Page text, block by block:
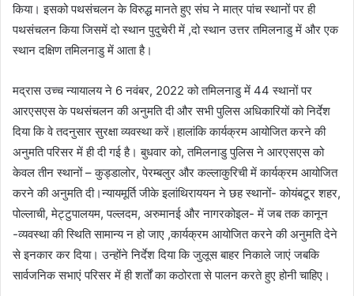
किया। इसको पथसंचलन के विरुद्ध मानते हुए संघ ने मात्र पांच स्थानों पर ही
पथसंचलन किया जिसमें दो स्थान पुदुचेरी में ,दो स्थान उत्तर तमिलनाडु में और एक
स्थान दक्षिण तमिलनाडु में आता है।
मद्रास उच्च न्यायालय ने 6 नवंबर, 2022 को तमिलनाडु में 44 स्थानों पर
आरएसएस के पथसंचलन की अनुमति दी और सभी पुलिस अधिकारियों को निर्देश
दिया कि वे तदनुसार सुरक्षा व्यवस्था करें।हालांकि कार्यक्रम आयोजित करने की
अनुमति परिसर में ही दी गई है। बुधवार को, तमिलनाडु पुलिस ने आरएसएस को
केवल तीन स्थानों – कुड्डालोर, पेरम्बलुर और कल्लाकुरिची में कार्यक्रम आयोजित
करने की अनुमति दी।न्यायमूर्ति जीके इलांथिराययन ने छह स्थानों- कोयंबटूर शहर,
पोल्लाची, मेट्टुपालयम, पल्लदम, अरुमानई और नागरकोइल- में जब तक कानून
-व्यवस्था की स्थिति सामान्य न हो जाए ,कार्यक्रम आयोजित करने की अनुमति देने
से इनकार कर दिया। उन्होंने निर्देश दिया कि जुलूस बाहर निकाले जाएं जबकि
सार्वजनिक सभाएं परिसर में ही शर्तों का कठोरता से पालन करते हुए होनी चाहिए।